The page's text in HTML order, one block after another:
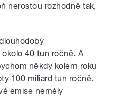
nerostou rozhodně tak,
40 tun ročně. A
někdy kolem roku
100 miliard tun ročně.
emise neměly